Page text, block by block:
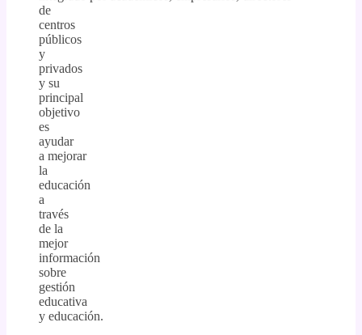
de
centros
públicos
y
privados
y su
principal
objetivo
es
ayudar
a mejorar
la
educación
a
través
de la
mejor
información
sobre
gestión
educativa
y educación.